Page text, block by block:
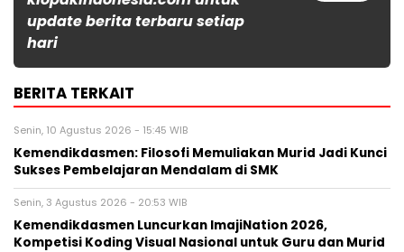
update berita terbaru setiap
hari
BERITA TERKAIT
Senin, 10 Agustus 2026 - 15:45 WIB
Kemendikdasmen: Filosofi Memuliakan Murid Jadi Kunci
Sukses Pembelajaran Mendalam di SMK
Senin, 3 Agustus 2026 - 20:53 WIB
Kemendikdasmen Luncurkan ImajiNation 2026,
Kompetisi Koding Visual Nasional untuk Guru dan Murid